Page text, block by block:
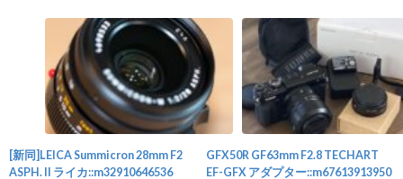
[新同]LEICA Summicron 28mm F2
ASPH. II ライカ::m32910646536
GFX50R GF63mm F2.8 TECHART
EF-GFX アダプター::m67613913950